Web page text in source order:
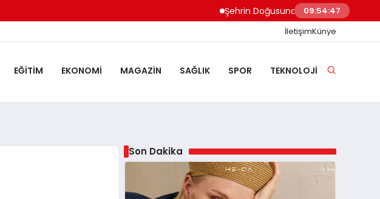
Şehrin Doğusundan Boğaz Kıyılarına Ev
09:54:48
İletişimKünye
EĞITIM EKONOMI MAGAZIN SAĞLIK SPOR TEKNOLOJI
Son Dakika